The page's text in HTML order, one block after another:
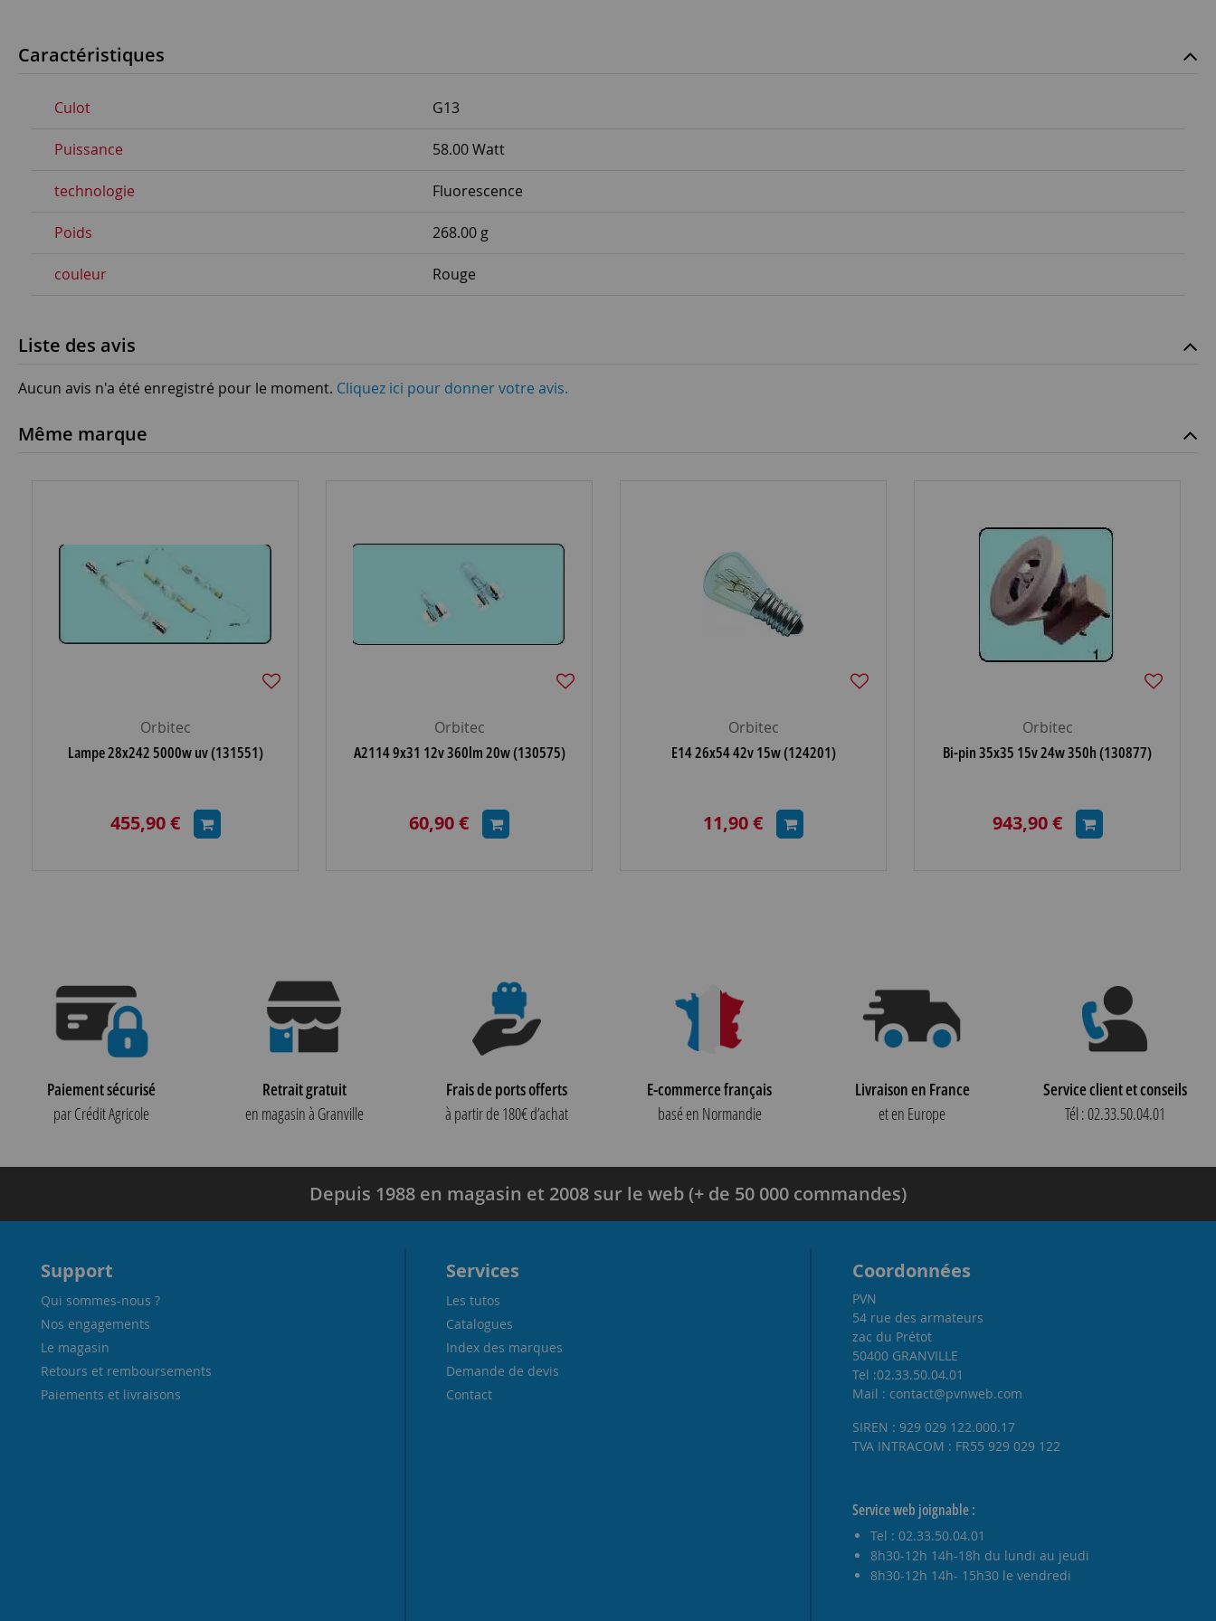
Caractéristiques
Culot G13
Puissance 58.00 Watt
technologie Fluorescence
Poids 268.00 g
couleur Rouge
Liste des avis
Aucun avis n'a été enregistré pour le moment. Cliquez ici pour donner votre avis.
Même marque
Orbitec
Lampe 28x242 5000w uv (131551)
455,90 €
Orbitec
A2114 9x31 12v 360lm 20w (130575)
60,90 €
Orbitec
E14 26x54 42v 15w (124201)
11,90 €
Orbitec
Bi-pin 35x35 15v 24w 350h (130877)
943,90 €
Paiement sécurisé
par Crédit Agricole
Retrait gratuit
en magasin à Granville
Frais de ports offerts
à partir de 180€ d’achat
E-commerce français
basé en Normandie
Livraison en France
et en Europe
Service client et conseils
Tél : 02.33.50.04.01
Depuis 1988 en magasin et 2008 sur le web (+ de 50 000 commandes)
Support
Qui sommes-nous ?
Nos engagements
Le magasin
Retours et remboursements
Paiements et livraisons
Services
Les tutos
Catalogues
Index des marques
Demande de devis
Contact
Coordonnées
PVN
54 rue des armateurs
zac du Prétot
50400 GRANVILLE
Tel :02.33.50.04.01
Mail : contact@pvnweb.com
SIREN : 929 029 122.000.17
TVA INTRACOM : FR55 929 029 122
Service web joignable :
Tel : 02.33.50.04.01
8h30-12h 14h-18h du lundi au jeudi
8h30-12h 14h- 15h30 le vendredi